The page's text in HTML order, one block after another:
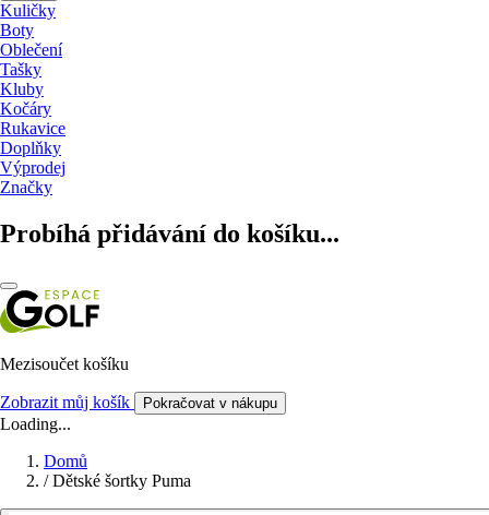
Kuličky
Boty
Oblečení
Tašky
Kluby
Kočáry
Rukavice
Doplňky
Výprodej
Značky
Probíhá přidávání do košíku...
Mezisoučet košíku
Zobrazit můj košík Pokračovat v nákupu
Loading...
Domů
/ Dětské šortky Puma